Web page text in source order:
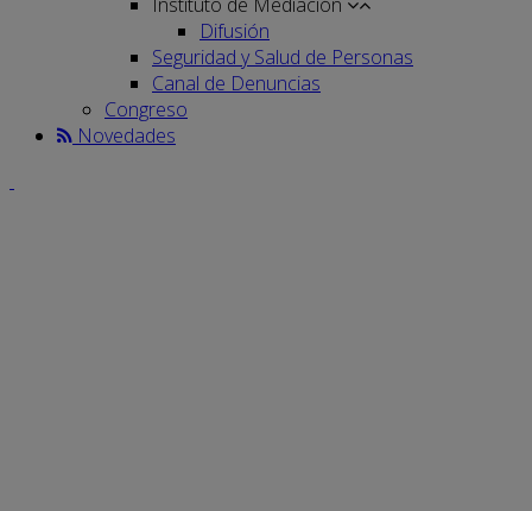
Difusión
Seguridad y Salud de Personas
Canal de Denuncias
Congreso
Novedades